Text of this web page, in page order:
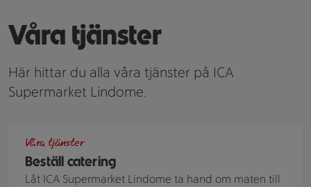
Våra tjänster
Här hittar du alla våra tjänster på ICA
Supermarket Lindome.
Beställ catering
Våra tjänster
Låt ICA Supermarket Lindome ta hand om maten till